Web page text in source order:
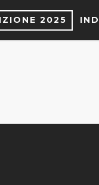
2025